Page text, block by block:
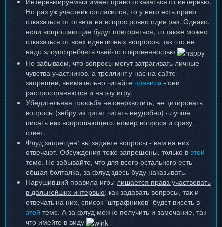
Но раз уж участник согласился, то у него есть право
отказаться от ответа на вопрос ровно один раз. Однако,
если вопрошающие будут повторяться, то также можно
отказаться от всех идентичных вопросов, так что не
надо злоупотреблять чьей-то откровенностью
Не забываем, что вопросы могут затрагивать личные
чувства участников, а троллинг у нас на сайте
запрещен, внимательно читайте правила - они
распространяются и на эту игру.
Убедительная просьба не оверквотить, не цитировать
вопросы (зебру из цитат читать неудобно) - лучше
писать ник вопрошающего, номер вопроса и сразу
ответ.
Флуд запрещен: вы задаете вопросы - вам на них
отвечают. Обсуждения тоже запрещены, только в этой
теме. Не забывайте, что для всего остального есть
общая болталка, за флуд здесь буду наказывать.
Нарушивший правила игры лишается права участвовать
в дальнейших интервью: как задавать вопросы, так и
отвечать на них, список "штрафников" будет висеть в
этой теме. А за флуд можно получить и замечание, так
что имейте в виду
.